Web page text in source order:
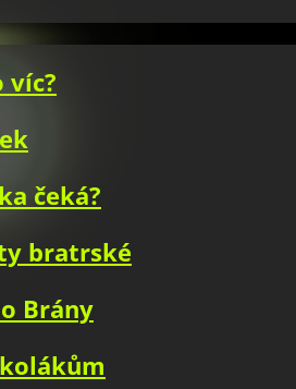
víc?
čeká?
bratrské
Brány